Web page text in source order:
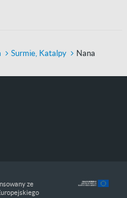
Surmie, Katalpy Nana
ze